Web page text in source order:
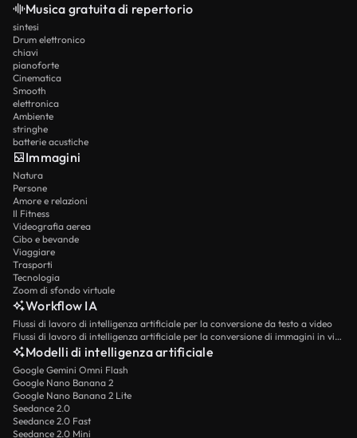
Musica gratuita di repertorio
sintesi
Drum elettronico
chiavi
pianoforte
Cinematica
Smooth
elettronica
Ambiente
stringhe
batterie acustiche
Immagini
Natura
Persone
Amore e relazioni
Il Fitness
Videografia aerea
Cibo e bevande
Viaggiare
Trasporti
Tecnologia
Zoom di sfondo virtuale
Workflow IA
Flussi di lavoro di intelligenza artificiale per la conversione da testo a video
Flussi di lavoro di intelligenza artificiale per la conversione di immagini in video
Modelli di intelligenza artificiale
Google Gemini Omni Flash
Google Nano Banana 2
Google Nano Banana 2 Lite
Seedance 2.0
Seedance 2.0 Fast
Seedance 2.0 Mini